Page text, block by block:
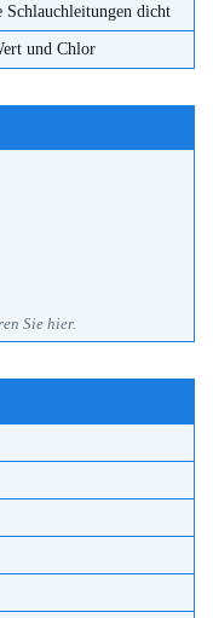
dicht
und Chlor
Sie hier.